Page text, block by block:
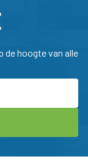
de hoogte van alle